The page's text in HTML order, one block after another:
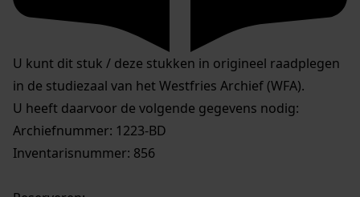
U kunt dit stuk / deze stukken in origineel raadplegen
in de studiezaal van het Westfries Archief (WFA).
U heeft daarvoor de volgende gegevens nodig:
Archiefnummer: 1223-BD
Inventarisnummer: 856